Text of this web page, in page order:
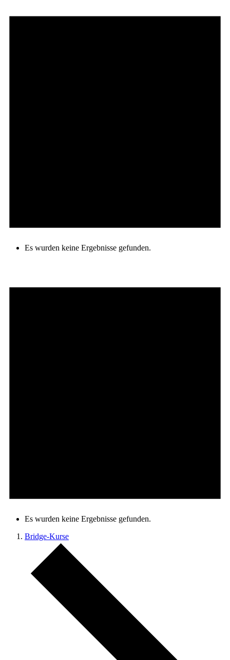
Es wurden keine Ergebnisse gefunden.
Es wurden keine Ergebnisse gefunden.
Bridge-Kurse